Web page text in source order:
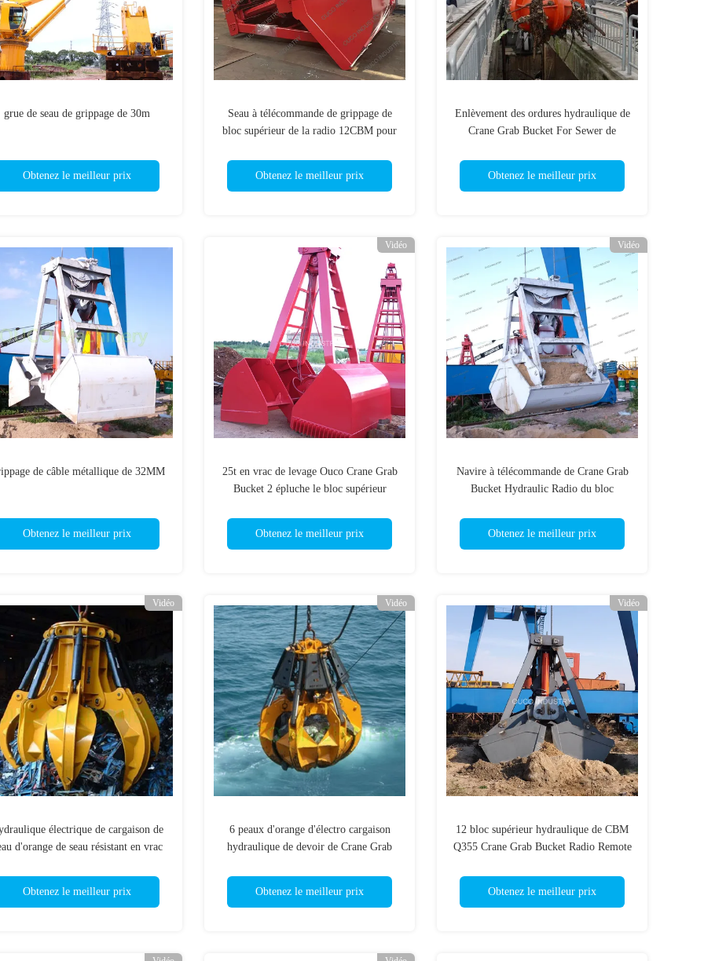
grue de seau de grippage de 30m
Obtenez le meilleur prix
Seau à télécommande de grippage de
bloc supérieur de la radio 12CBM pour
Obtenez le meilleur prix
Enlèvement des ordures hydraulique de
Crane Grab Bucket For Sewer de
Obtenez le meilleur prix
de câble métallique de 32MM
Obtenez le meilleur prix
Vidéo
25t en vrac de levage Ouco Crane Grab
Bucket 2 épluche le bloc supérieur
Obtenez le meilleur prix
Vidéo
Navire à télécommande de Crane Grab
Bucket Hydraulic Radio du bloc
Obtenez le meilleur prix
Vidéo
électrique de cargaison de
d'orange de seau résistant en vrac
Obtenez le meilleur prix
Vidéo
6 peaux d'orange d'électro cargaison
hydraulique de devoir de Crane Grab
Obtenez le meilleur prix
Vidéo
12 bloc supérieur hydraulique de CBM
Q355 Crane Grab Bucket Radio Remote
Obtenez le meilleur prix